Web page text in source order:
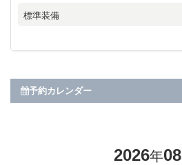
標準装備
予約カレンダー
2026年08